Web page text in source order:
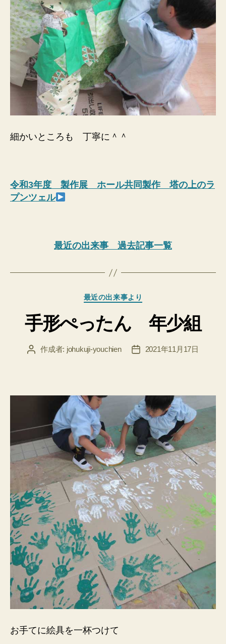
細かいところも 丁寧に＾＾
令和3年度 製作展 ホール共同製作 塔の上のラ
プンツェル
最近の出来事 過去記事一覧
カ
ゴ
リ
最近の出来事より
手形ぺったん 年少組
投 作成者: johukuji-youchien
投
2021年11月17日
お手てに絵具を一杯つけて